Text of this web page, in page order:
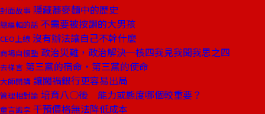
封面故事 隱藏蕎麥麵中的歷史
總編輯的話 不需要被按讚的大男孩
CEO上線 沒有辦法讓自己不幹什麼
商場自慢塾 政治災難，政治解決─核四我見我聞我思之四
去梯言 第三黨的宿命‧第三黨的使命
大師開講 讓闖禍銀行更容易出局
管理相對論 培育八○後 能力或態度哪個較重要？
童言識李 干預價格無法降低成本